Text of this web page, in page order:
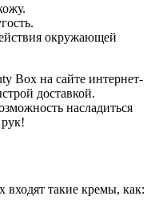
окружающей
Box на сайте интернет-
доставкой.
насладиться
такие кремы, как: